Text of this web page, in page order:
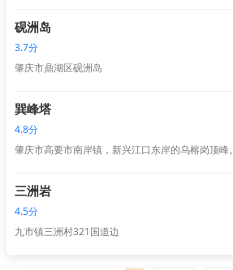
砚洲岛
3.7分
肇庆市鼎湖区砚洲岛
巽峰塔
4.8分
肇庆市高要市南岸镇，新兴江口东岸的乌榕岗顶峰。
三洲岩
4.5分
九市镇三洲村321国道边